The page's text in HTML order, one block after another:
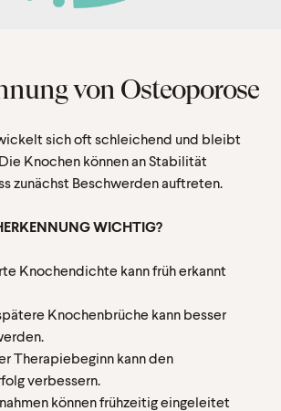
von Osteoporose
sich oft schleichend und bleibt
Knochen können an Stabilität
zunächst Beschwerden auftreten.
WICHTIG?
Knochendichte kann früh erkannt
Knochenbrüche kann besser
Therapiebeginn kann den
verbessern.
können frühzeitig eingeleitet